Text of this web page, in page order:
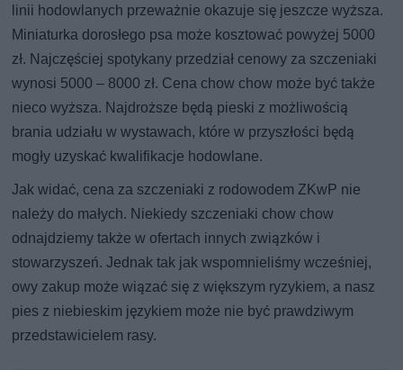
linii hodowlanych przeważnie okazuje się jeszcze wyższa.
Miniaturka dorosłego psa może kosztować powyżej 5000
zł. Najczęściej spotykany przedział cenowy za szczeniaki
wynosi 5000 – 8000 zł. Cena chow chow może być także
nieco wyższa. Najdroższe będą pieski z możliwością
brania udziału w wystawach, które w przyszłości będą
mogły uzyskać kwalifikacje hodowlane.
Jak widać, cena za szczeniaki z rodowodem ZKwP nie
należy do małych. Niekiedy szczeniaki chow chow
odnajdziemy także w ofertach innych związków i
stowarzyszeń. Jednak tak jak wspomnieliśmy wcześniej,
owy zakup może wiązać się z większym ryzykiem, a nasz
pies z niebieskim językiem może nie być prawdziwym
przedstawicielem rasy.